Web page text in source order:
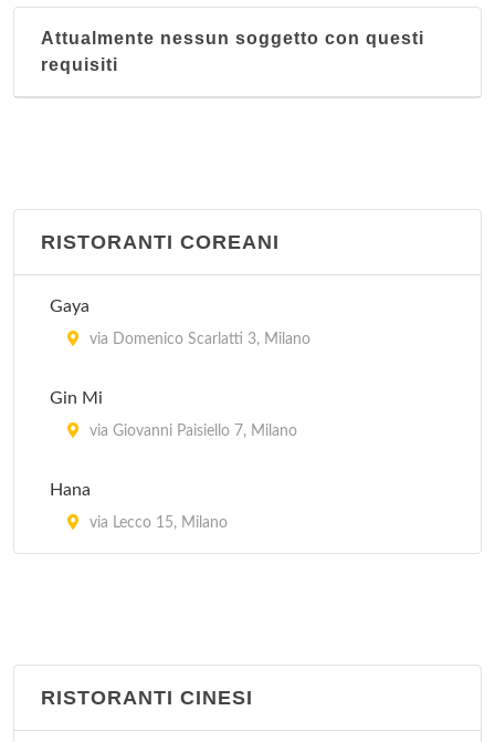
Il Moro 1
Attualmente nessun soggetto con questi
requisiti
RISTORANTI COREANI
Gaya
via Domenico Scarlatti 3, Milano
Gin Mi
via Giovanni Paisiello 7, Milano
Hana
via Lecco 15, Milano
RISTORANTI CINESI